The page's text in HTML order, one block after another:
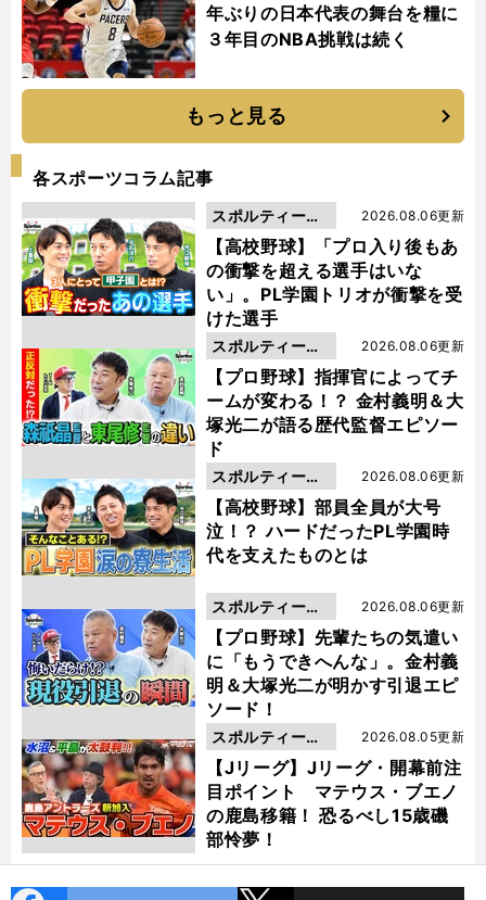
年ぶりの日本代表の舞台を糧に
３年目のNBA挑戦は続く
もっと見る
各スポーツコラム記事
【高校野球】「プロ入り後もあ
の衝撃を超える選手はいな
い」。PL学園トリオが衝撃を受
けた選手
2026.08.06更新
スポルティーバ
動画
【プロ野球】指揮官によってチ
ームが変わる！？ 金村義明＆大
塚光二が語る歴代監督エピソー
ド
2026.08.06更新
スポルティーバ
動画
【高校野球】部員全員が大号
泣！？ ハードだったPL学園時
代を支えたものとは
2026.08.06更新
スポルティーバ
動画
【プロ野球】先輩たちの気遣い
に「もうできへんな」。金村義
明＆大塚光二が明かす引退エピ
ソード！
2026.08.06更新
スポルティーバ
動画
【Jリーグ】Jリーグ・開幕前注
目ポイント マテウス・ブエノ
の鹿島移籍！ 恐るべし15歳磯
部怜夢！
2026.08.05更新
スポルティーバ
動画